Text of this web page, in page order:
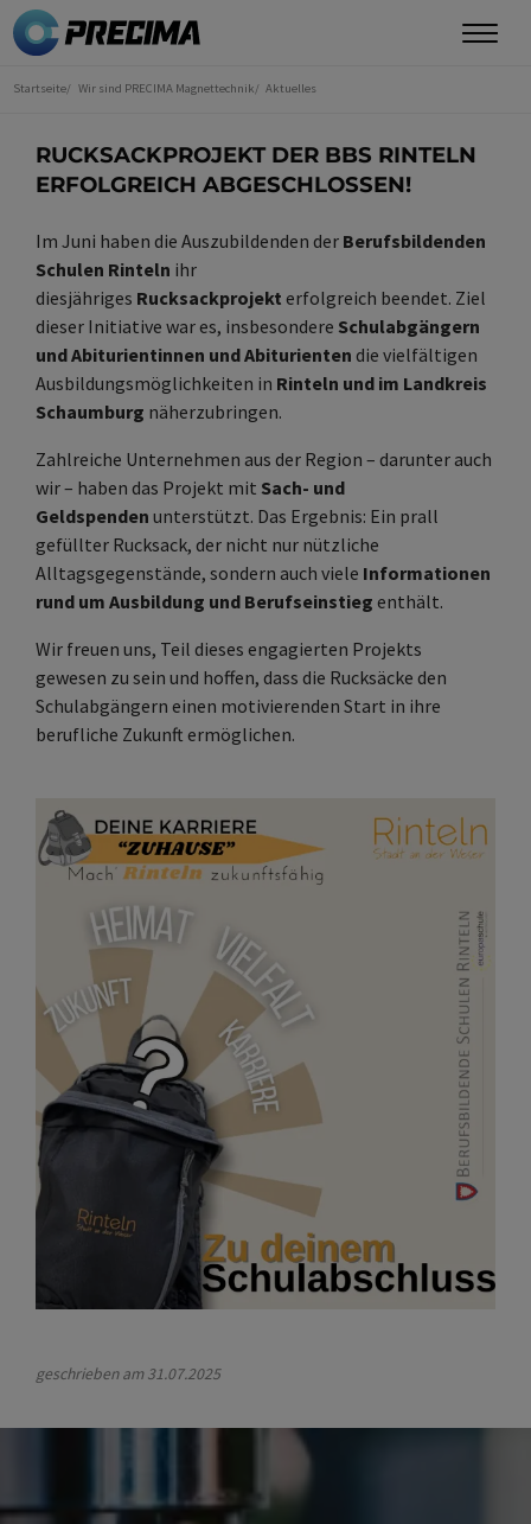
Direkt
zum
Sie
hier
Startseite Wir sind PRECIMA Magnettechnik Aktuelles
RUCKSACKPROJEKT DER BBS RINTELN
ERFOLGREICH ABGESCHLOSSEN!
Im Juni haben die Auszubildenden der Berufsbildenden
Schulen Rinteln ihr
diesjähriges Rucksackprojekt erfolgreich beendet. Ziel
dieser Initiative war es, insbesondere Schulabgängern
und Abiturientinnen und Abiturienten die vielfältigen
Ausbildungsmöglichkeiten in Rinteln und im Landkreis
Schaumburg näherzubringen.
Zahlreiche Unternehmen aus der Region – darunter auch
wir – haben das Projekt mit Sach- und
Geldspenden unterstützt. Das Ergebnis: Ein prall
gefüllter Rucksack, der nicht nur nützliche
Alltagsgegenstände, sondern auch viele Informationen
rund um Ausbildung und Berufseinstieg enthält.
Wir freuen uns, Teil dieses engagierten Projekts
gewesen zu sein und hoffen, dass die Rucksäcke den
Schulabgängern einen motivierenden Start in ihre
berufliche Zukunft ermöglichen.
geschrieben am 31.07.2025